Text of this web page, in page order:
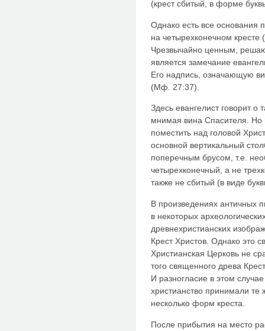
(крест сбитый, в форме
Однако есть все основания
на четырехконечном кресте
Чрезвычайно ценным,
является замечание
Его надпись, означающую
(Мф. 27:37).
Здесь евангелист говорит о
мнимая вина Спасителя. Но
поместить над головой
основной вертикальный
поперечным брусом, т.е.
четырехконечный, а не
также не сбитый (в виде
В произведениях античных
в некоторых
древнехристианских
Крест Христов. Однако это
Христианская Церковь не
того священного древа
И разногласие в этом
христианство принимали
несколько форм креста.
После прибытия на место